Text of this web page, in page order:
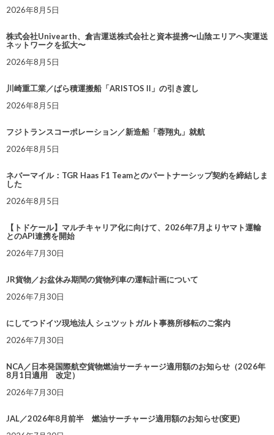
2026年8月5日
株式会社Univearth、倉吉運送株式会社と資本提携〜山陰エリアへ実運送
ネットワークを拡大〜
2026年8月5日
川崎重工業／ばら積運搬船「ARISTOS II」の引き渡し
2026年8月5日
フジトランスコーポレーション／新造船「蓉翔丸」就航
2026年8月5日
ネバーマイル：TGR Haas F1 Teamとのパートナーシップ契約を締結しま
した
2026年8月5日
【トドケール】マルチキャリア化に向けて、2026年7月よりヤマト運輸
とのAPI連携を開始
2026年7月30日
JR貨物／お盆休み期間の貨物列車の運転計画について
2026年7月30日
にしてつドイツ現地法人 シュツットガルト事務所移転のご案内
2026年7月30日
NCA／日本発国際航空貨物燃油サーチャージ適用額のお知らせ（2026年
8月1日適用 改定）
2026年7月30日
JAL／2026年8月前半 燃油サーチャージ適用額のお知らせ(変更)